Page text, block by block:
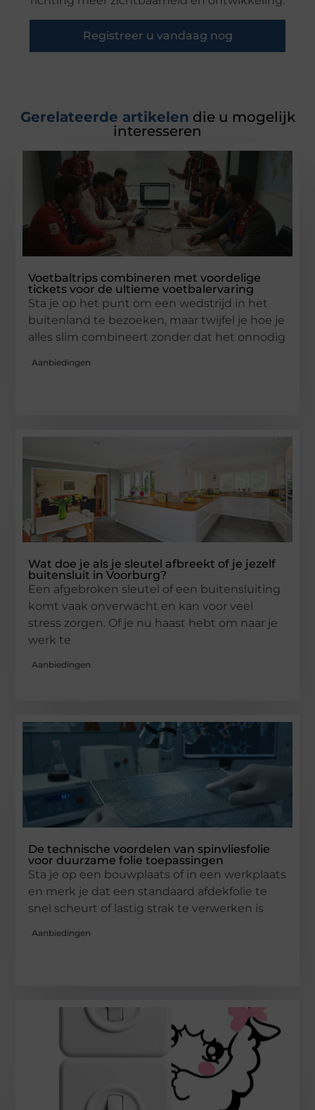
Registreer u vandaag nog
Gerelateerde artikelen die u mogelijk
interesseren
Voetbaltrips combineren met voordelige
tickets voor de ultieme voetbalervaring
Sta je op het punt om een wedstrijd in het
buitenland te bezoeken, maar twijfel je hoe je
alles slim combineert zonder dat het onnodig
Aanbiedingen
Wat doe je als je sleutel afbreekt of je jezelf
buitensluit in Voorburg?
Een afgebroken sleutel of een buitensluiting
komt vaak onverwacht en kan voor veel
stress zorgen. Of je nu haast hebt om naar je
werk te
Aanbiedingen
De technische voordelen van spinvliesfolie
voor duurzame folie toepassingen
Sta je op een bouwplaats of in een werkplaats
en merk je dat een standaard afdekfolie te
snel scheurt of lastig strak te verwerken is
Aanbiedingen